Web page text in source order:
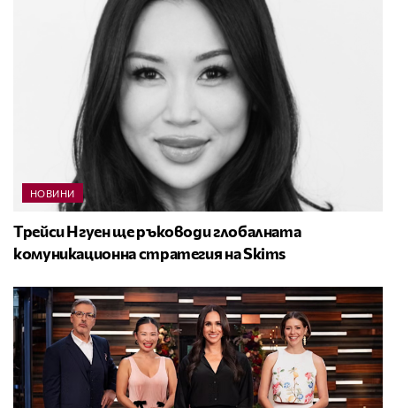
НОВИНИ
Трейси Нгуен ще ръководи глобалната
комуникационна стратегия на Skims